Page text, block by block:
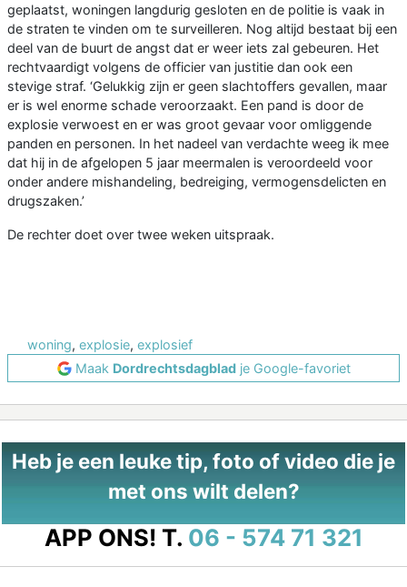
geplaatst, woningen langdurig gesloten en de politie is vaak in
de straten te vinden om te surveilleren. Nog altijd bestaat bij een
deel van de buurt de angst dat er weer iets zal gebeuren. Het
rechtvaardigt volgens de officier van justitie dan ook een
stevige straf. ‘Gelukkig zijn er geen slachtoffers gevallen, maar
er is wel enorme schade veroorzaakt. Een pand is door de
explosie verwoest en er was groot gevaar voor omliggende
panden en personen. In het nadeel van verdachte weeg ik mee
dat hij in de afgelopen 5 jaar meermalen is veroordeeld voor
onder andere mishandeling, bedreiging, vermogensdelicten en
drugszaken.’
De rechter doet over twee weken uitspraak.
woning, explosie, explosief
Maak Dordrechtsdagbladje Google-favoriet
Heb je een leuke tip, foto of video die je
met ons wilt delen?
APP ONS! T. 06 - 574 71 321